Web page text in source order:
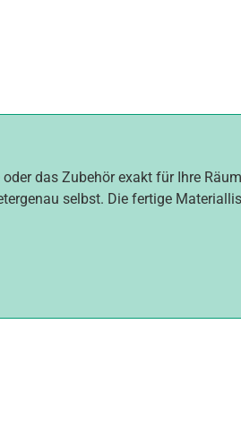
das Zubehör exakt für Ihre
selbst. Die fertige